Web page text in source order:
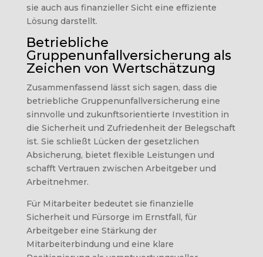
sie auch aus finanzieller Sicht eine effiziente
Lösung darstellt.
Betriebliche
Gruppenunfallversicherung als
Zeichen von Wertschätzung
Zusammenfassend lässt sich sagen, dass die
betriebliche Gruppenunfallversicherung eine
sinnvolle und zukunftsorientierte Investition in
die Sicherheit und Zufriedenheit der Belegschaft
ist. Sie schließt Lücken der gesetzlichen
Absicherung, bietet flexible Leistungen und
schafft Vertrauen zwischen Arbeitgeber und
Arbeitnehmer.
Für Mitarbeiter bedeutet sie finanzielle
Sicherheit und Fürsorge im Ernstfall, für
Arbeitgeber eine Stärkung der
Mitarbeiterbindung und eine klare